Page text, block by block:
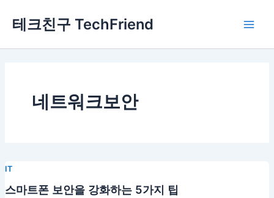
로
테크친구 TechFriend
네트워크보안
IT
스마트폰 보안을 강화하는 5가지 팁